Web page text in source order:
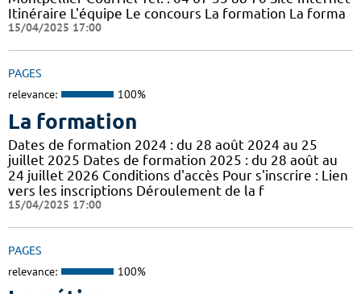
Itinéraire L'équipe Le concours La formation La forma
15/04/2025 17:00
PAGES
relevance: 100%
La formation
Dates de formation 2024 : du 28 août 2024 au 25
juillet 2025 Dates de formation 2025 : du 28 août au
24 juillet 2026 Conditions d'accès Pour s'inscrire : Lien
vers les inscriptions Déroulement de la f
15/04/2025 17:00
PAGES
relevance: 100%